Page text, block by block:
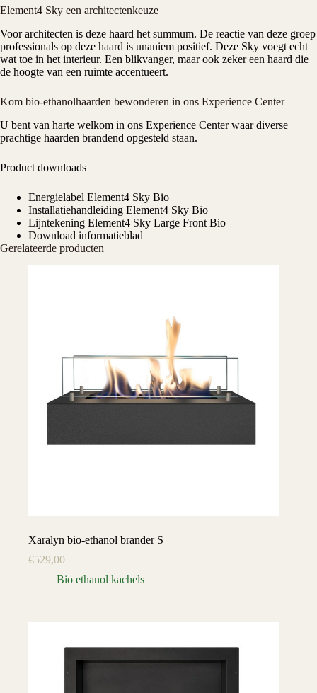
Element4 Sky een architectenkeuze
Voor architecten is deze haard het summum. De reactie van deze groep
professionals op deze haard is unaniem positief. Deze Sky voegt echt
wat toe in het interieur. Een blikvanger, maar ook zeker een haard die
de hoogte van een ruimte accentueert.
Kom bio-ethanolhaarden bewonderen in ons Experience Center
U bent van harte welkom in ons Experience Centerwaar diverse
prachtige haarden brandend opgesteld staan.
Product downloads
Energielabel Element4 Sky Bio
Installatiehandleiding Element4 Sky Bio
Lijntekening Element4 Sky Large Front Bio
Download informatieblad
Gerelateerde producten
Xaralyn bio-ethanol brander S
€529,00
Bio ethanol kachels